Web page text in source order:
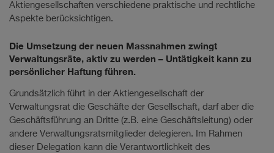
Aktiengesellschaften verschiedene praktische und rechtliche
Aspekte berücksichtigen.
Die Umsetzung der neuen Massnahmen zwingt
Verwaltungsräte, aktiv zu werden – Untätigkeit kann zu
persönlicher Haftung führen.
Grundsätzlich führt in der Aktiengesellschaft der
Verwaltungsrat die Geschäfte der Gesellschaft, darf aber die
Geschäftsführung an Dritte (z.B. eine Geschäftsleitung) oder
andere Verwaltungsratsmitglieder delegieren. Im Rahmen
dieser Delegation kann die Verantwortlichkeit des